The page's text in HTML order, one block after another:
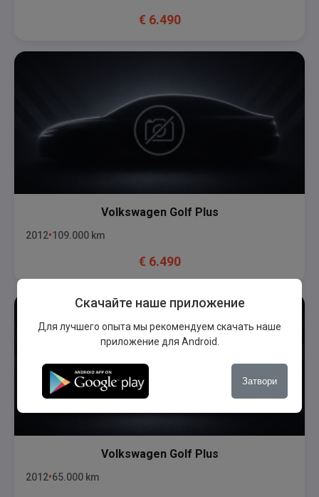
€ 6.490
Volkswagen Golf Plus
2012 109.000 km
€ 6.490
Volkswagen Golf Plus
2012 65.000 km
Скачайте наше приложение
Для лучшего опыта мы рекомендуем скачать наше
приложение для Android.
Затвори